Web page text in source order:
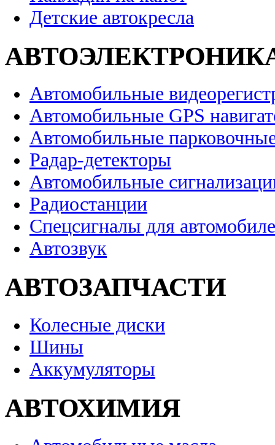
Детские автокресла
Автомобильные
Автомобильные GPS
Автомобильные
Радар-детекторы
Автомобильные
Радиостанции
Спецсигналы для
Автозвук
АВТОЗАПЧАСТИ
Колесные диски
Шины
Аккумуляторы
АВТОХИМИЯ